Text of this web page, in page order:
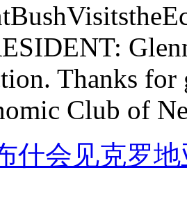
Thanks for
Club of
什会见克罗